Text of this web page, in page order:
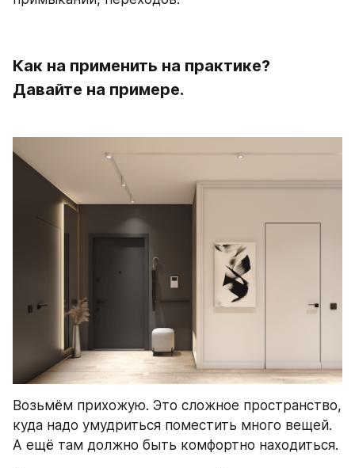
Как на применить на практике?
Давайте на примере.
Возьмём прихожую. Это сложное пространство,
куда надо умудриться поместить много вещей.
А ещё там должно быть комфортно находиться.